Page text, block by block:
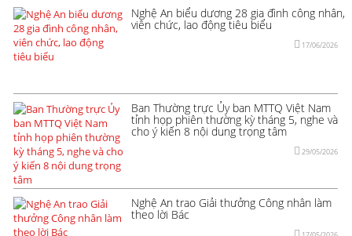
Nghệ An biểu dương 28 gia đình công nhân,
viên chức, lao động tiêu biểu
17/06/2026
Ban Thường trực Ủy ban MTTQ Việt Nam
tỉnh họp phiên thường kỳ tháng 5, nghe và
cho ý kiến 8 nội dung trọng tâm
29/05/2026
Nghệ An trao Giải thưởng Công nhân làm
theo lời Bác